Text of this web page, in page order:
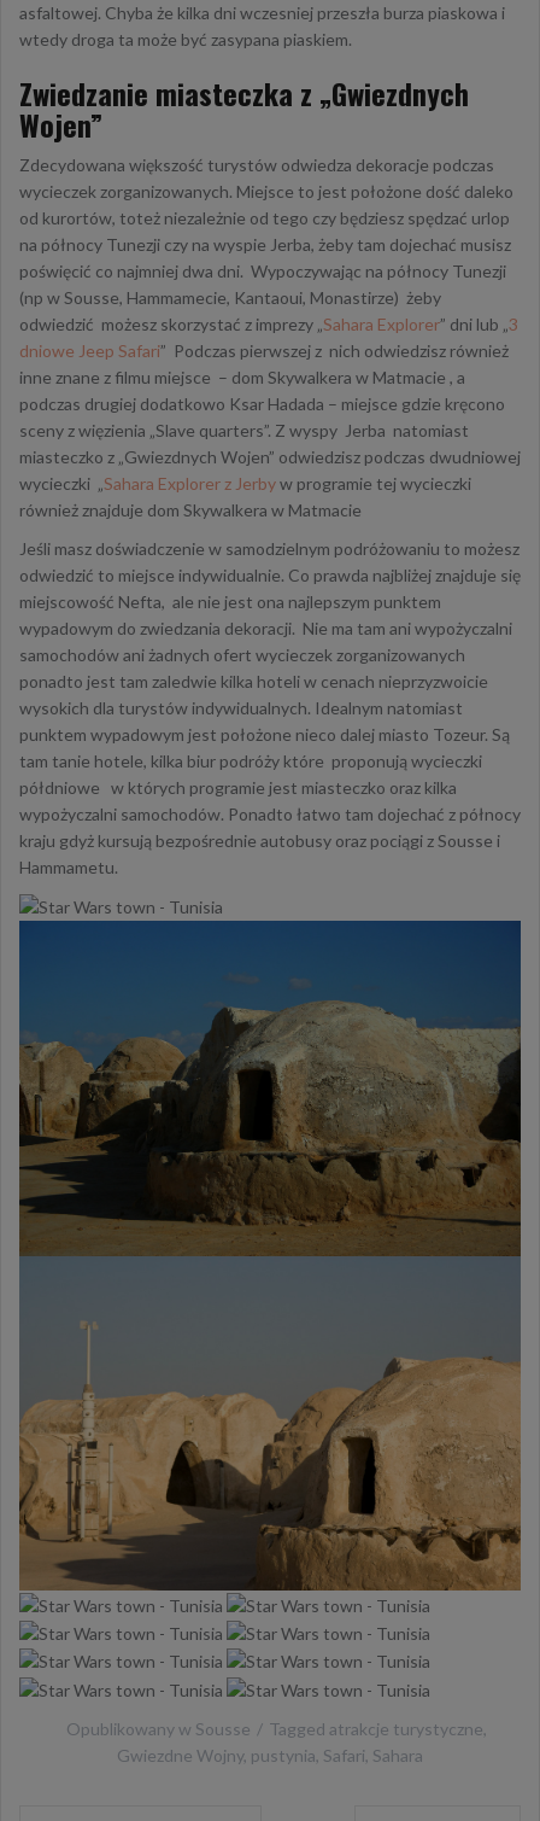
asfaltowej. Chyba że kilka dni wczesniej przeszła burza piaskowa i
wtedy droga ta może być zasypana piaskiem.
Zwiedzanie miasteczka z „Gwiezdnych
Wojen”
Zdecydowana większość turystów odwiedza dekoracje podczas
wycieczek zorganizowanych. Miejsce to jest położone dość daleko
od kurortów, toteż niezależnie od tego czy będziesz spędzać urlop
na północy Tunezji czy na wyspie Jerba, żeby tam dojechać musisz
poświęcić co najmniej dwa dni. Wypoczywając na północy Tunezji
(np w Sousse, Hammamecie, Kantaoui, Monastirze) żeby
odwiedzić możesz skorzystać z imprezy „Sahara Explorer” dni lub „3
dniowe Jeep Safari” Podczas pierwszej z nich odwiedzisz również
inne znane z filmu miejsce – dom Skywalkera w Matmacie , a
podczas drugiej dodatkowo Ksar Hadada – miejsce gdzie kręcono
sceny z więzienia „Slave quarters”. Z wyspy Jerba natomiast
miasteczko z „Gwiezdnych Wojen” odwiedzisz podczas dwudniowej
wycieczki „Sahara Explorer z Jerbyw programie tej wycieczki
również znajduje dom Skywalkera w Matmacie
Jeśli masz doświadczenie w samodzielnym podróżowaniu to możesz
odwiedzić to miejsce indywidualnie. Co prawda najbliżej znajduje się
miejscowość Nefta, ale nie jest ona najlepszym punktem
wypadowym do zwiedzania dekoracji. Nie ma tam ani wypożyczalni
samochodów ani żadnych ofert wycieczek zorganizowanych
ponadto jest tam zaledwie kilka hoteli w cenach nieprzyzwoicie
wysokich dla turystów indywidualnych. Idealnym natomiast
punktem wypadowym jest położone nieco dalej miasto Tozeur. Są
tam tanie hotele, kilka biur podróży które proponują wycieczki
półdniowe w których programie jest miasteczko oraz kilka
wypożyczalni samochodów. Ponadto łatwo tam dojechać z północy
kraju gdyż kursują bezpośrednie autobusy oraz pociągi z Sousse i
Hammametu.
Opublikowany w Sousse Tagged atrakcje turystyczne,
Gwiezdne Wojny, pustynia, Safari, Sahara